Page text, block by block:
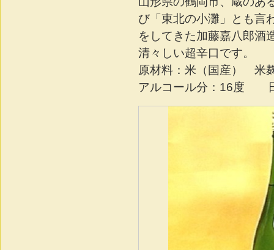
び「東北の小灘」とも言
をしてきた加藤嘉八郎酒
清々しい超辛口です。
原材料：米（国産）
アルコール分：16度